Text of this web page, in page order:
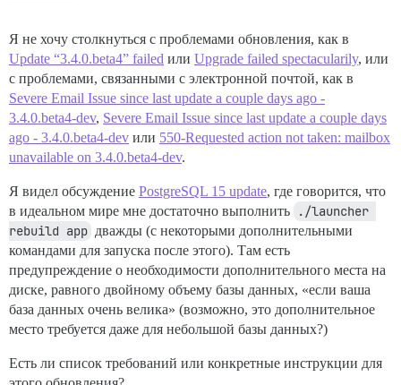
Я не хочу столкнуться с проблемами обновления, как в
Update “3.4.0.beta4” failed или Upgrade failed spectacularily, или
с проблемами, связанными с электронной почтой, как в
Severe Email Issue since last update a couple days ago -
3.4.0.beta4-dev, Severe Email Issue since last update a couple days
ago - 3.4.0.beta4-dev или 550-Requested action not taken: mailbox
unavailable on 3.4.0.beta4-dev.
Я видел обсуждение PostgreSQL 15 update, где говорится, что
в идеальном мире мне достаточно выполнить
./launcher
rebuild app дважды (с некоторыми дополнительными
командами для запуска после этого). Там есть
предупреждение о необходимости дополнительного места на
диске, равного двойному объему базы данных, «если ваша
база данных очень велика» (возможно, это дополнительное
место требуется даже для небольшой базы данных?)
Есть ли список требований или конкретные инструкции для